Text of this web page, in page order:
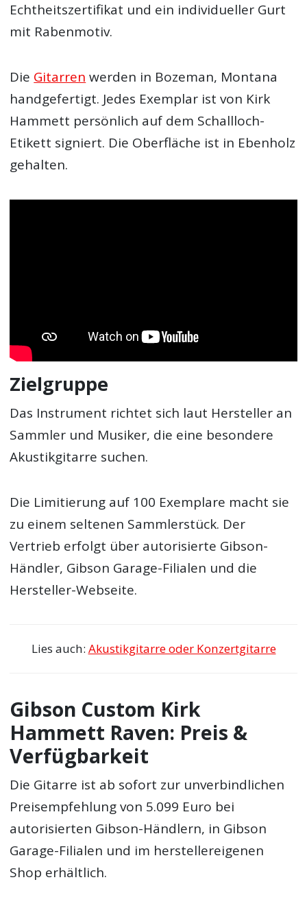
Echtheitszertifikat und ein individueller Gurt
mit Rabenmotiv.
Die Gitarren werden in Bozeman, Montana
handgefertigt. Jedes Exemplar ist von Kirk
Hammett persönlich auf dem Schallloch-
Etikett signiert. Die Oberfläche ist in Ebenholz
gehalten.
Zielgruppe
Das Instrument richtet sich laut Hersteller an
Sammler und Musiker, die eine besondere
Akustikgitarre suchen.
Die Limitierung auf 100 Exemplare macht sie
zu einem seltenen Sammlerstück. Der
Vertrieb erfolgt über autorisierte Gibson-
Händler, Gibson Garage-Filialen und die
Hersteller-Webseite.
Lies auch: Akustikgitarre oder Konzertgitarre
Gibson Custom Kirk
Hammett Raven: Preis &
Verfügbarkeit
Die Gitarre ist ab sofort zur unverbindlichen
Preisempfehlung von 5.099 Euro bei
autorisierten Gibson-Händlern, in Gibson
Garage-Filialen und im herstellereigenen
Shop erhältlich.